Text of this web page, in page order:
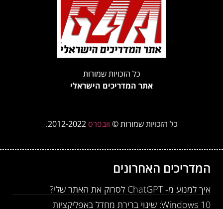
כל הזכויות שמורות
אתר המדריכים הישראלי
כל הזכויות שמורות © וובפרס 2012-2022.
המדריכים האחרונים
איך למנוע מ- ChatGPT לסרוק את האתר שלי?
Windows 10: שינוי ברירת מחדל באפליקציות